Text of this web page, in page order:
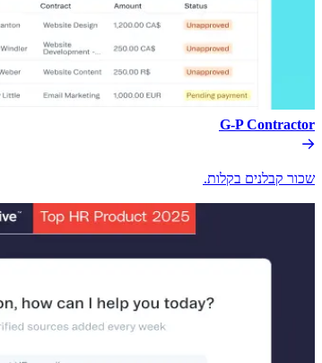
G-P Contractor​​
שכור קבלנים בקלות.​​